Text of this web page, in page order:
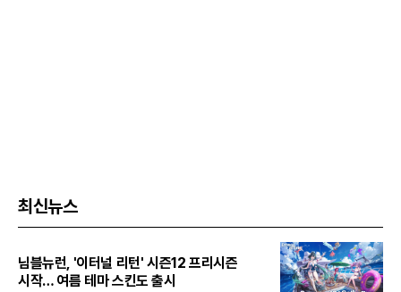
최신뉴스
님블뉴런, '이터널 리턴' 시즌12 프리시즌
시작… 여름 테마 스킨도 출시